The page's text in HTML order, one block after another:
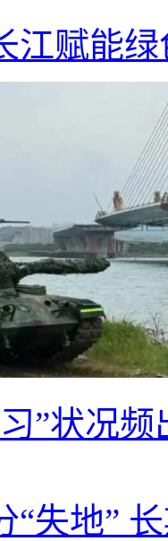
江赋能
”状况
“失地”